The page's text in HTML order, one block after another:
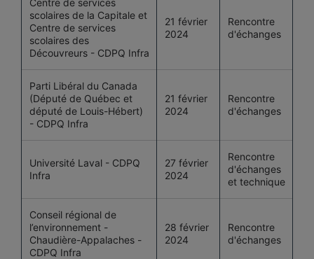
Centre de services
scolaires de la Capitale et
Centre de services
scolaires des
Découvreurs - CDPQ Infra
21 février
2024
Rencontre
d'échanges
Parti Libéral du Canada
(Député de Québec et
député de Louis-Hébert)
- CDPQ Infra
21 février
2024
Rencontre
d'échanges
Université Laval - CDPQ
Infra
27 février
2024
Rencontre
d'échanges
et technique
Conseil régional de
l’environnement -
Chaudière-Appalaches -
CDPQ Infra
28 février
2024
Rencontre
d'échanges